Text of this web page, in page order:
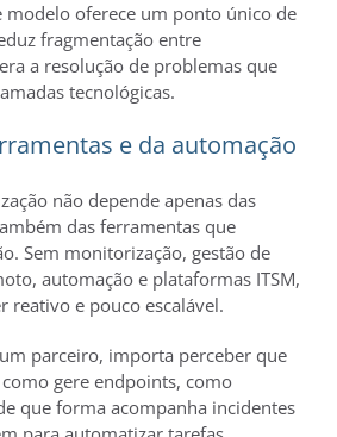
modelo oferece um ponto único de
fragmentação entre
a resolução de problemas que
tecnológicas.
e da automação
não depende apenas das
das ferramentas que
Sem monitorização, gestão de
automação e plataformas ITSM,
reativo e pouco escalável.
parceiro, importa perceber que
gere endpoints, como
que forma acompanha incidentes